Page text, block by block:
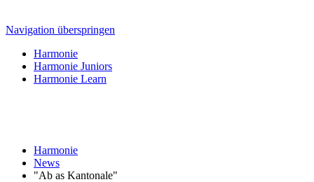
Navigation überspringen
Harmonie
Harmonie Juniors
Harmonie Learn
Harmonie
News
"Ab as Kantonale"